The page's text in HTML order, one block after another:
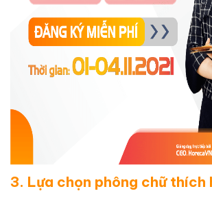
3. Lựa chọn phông chữ thích